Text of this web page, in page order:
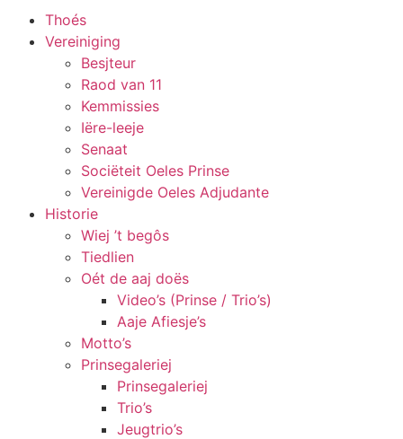
Thoés
Vereiniging
Besjteur
Raod van 11
Kemmissies
Iëre-leeje
Senaat
Sociëteit Oeles Prinse
Vereinigde Oeles Adjudante
Historie
Wiej ’t begôs
Tiedlien
Oét de aaj doës
Video’s (Prinse / Trio’s)
Aaje Afiesje’s
Motto’s
Prinsegaleriej
Prinsegaleriej
Trio’s
Jeugtrio’s